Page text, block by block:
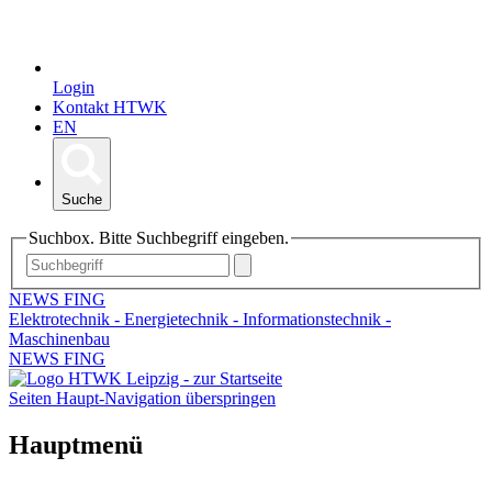
Login
Kontakt HTWK
EN
Suche
Suchbox. Bitte Suchbegriff eingeben.
NEWS FING
Elektrotechnik - Energietechnik - Informationstechnik -
Maschinenbau
NEWS FING
Seiten Haupt-Navigation überspringen
Hauptmenü